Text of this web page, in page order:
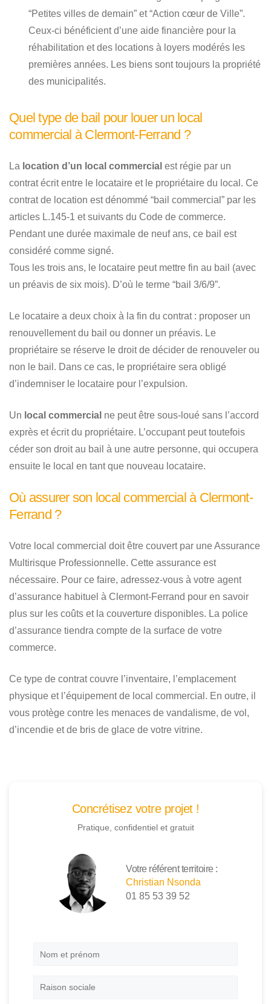
“Petites villes de demain” et “Action cœur de Ville”.
Ceux-ci bénéficient d’une aide financière pour la
réhabilitation et des locations à loyers modérés les
premières années. Les biens sont toujours la propriété
des municipalités.
Quel type de bail pour louer un local
commercial à Clermont-Ferrand ?
La location d’un local commercial est régie par un
contrat écrit entre le locataire et le propriétaire du local. Ce
contrat de location est dénommé “bail commercial” par les
articles L.145-1 et suivants du Code de commerce.
Pendant une durée maximale de neuf ans, ce bail est
considéré comme signé.
Tous les trois ans, le locataire peut mettre fin au bail (avec
un préavis de six mois). D’où le terme “bail 3/6/9”.
Le locataire a deux choix à la fin du contrat : proposer un
renouvellement du bail ou donner un préavis. Le
propriétaire se réserve le droit de décider de renouveler ou
non le bail. Dans ce cas, le propriétaire sera obligé
d’indemniser le locataire pour l’expulsion.
Un local commercial ne peut être sous-loué sans l’accord
exprès et écrit du propriétaire. L’occupant peut toutefois
céder son droit au bail à une autre personne, qui occupera
ensuite le local en tant que nouveau locataire.
Où assurer son local commercial à Clermont-
Ferrand ?
Votre local commercial doit être couvert par une Assurance
Multirisque Professionnelle. Cette assurance est
nécessaire. Pour ce faire, adressez-vous à votre agent
d’assurance habituel à Clermont-Ferrand pour en savoir
plus sur les coûts et la couverture disponibles. La police
d’assurance tiendra compte de la surface de votre
commerce.
Ce type de contrat couvre l’inventaire, l’emplacement
physique et l’équipement de local commercial. En outre, il
vous protège contre les menaces de vandalisme, de vol,
d’incendie et de bris de glace de votre vitrine.
Concrétisez votre projet !
Pratique, confidentiel et gratuit
Votre référent territoire :
Christian Nsonda
01 85 53 39 52
Nom
Raison